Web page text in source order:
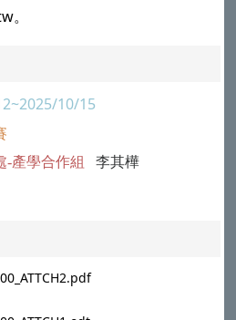
。
10/15
-產學合作組 李其樺